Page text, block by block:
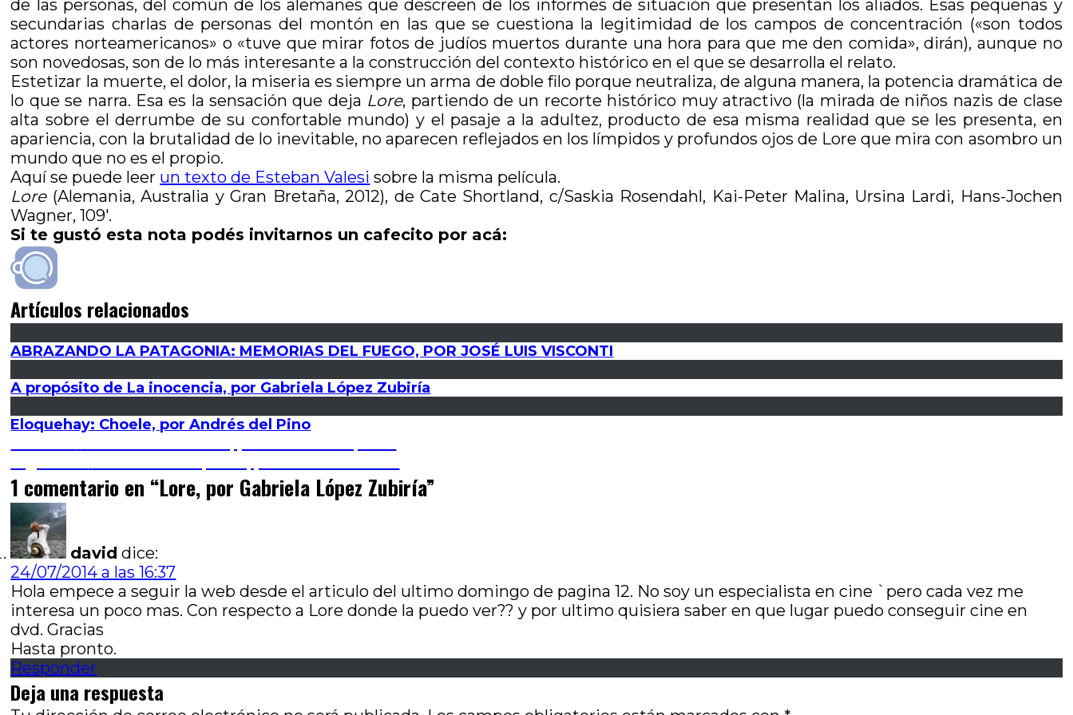
de las personas, del común de los alemanes que descreen de los informes de situación que presentan los aliados. Esas pequeñas y
secundarias charlas de personas del montón en las que se cuestiona la legitimidad de los campos de concentración («son todos
actores norteamericanos» o «tuve que mirar fotos de judíos muertos durante una hora para que me den comida», dirán), aunque no
son novedosas, son de lo más interesante a la construcción del contexto histórico en el que se desarrolla el relato.
Estetizar la muerte, el dolor, la miseria es siempre un arma de doble filo porque neutraliza, de alguna manera, la potencia dramática de
lo que se narra. Esa es la sensación que deja Lore, partiendo de un recorte histórico muy atractivo (la mirada de niños nazis de clase
alta sobre el derrumbe de su confortable mundo) y el pasaje a la adultez, producto de esa misma realidad que se les presenta, en
apariencia, con la brutalidad de lo inevitable, no aparecen reflejados en los límpidos y profundos ojos de Lore que mira con asombro un
mundo que no es el propio.
Aquí se puede leer un texto de Esteban Valesi sobre la misma película.
Lore(Alemania, Australia y Gran Bretaña, 2012), de Cate Shortland, c/Saskia Rosendahl, Kai-Peter Malina, Ursina Lardi, Hans-Jochen
Wagner, 109′.
Si te gustó esta nota podés invitarnos un cafecito por acá:
Artículos relacionados
ABRAZANDO LA PATAGONIA: MEMORIAS DEL FUEGO, POR JOSÉ LUIS VISCONTI
A propósito de La inocencia, por Gabriela López Zubiría
Eloquehay: Choele, por Andrés del Pino
Navegación
de
entradas
siguiente:
1 comentario en “Lore, por Gabriela López Zubiría”
david dice:
24/07/2014 a las 16:37
Hola empece a seguir la web desde el articulo del ultimo domingo de pagina 12. No soy un especialista en cine `pero cada vez me
interesa un poco mas. Con respecto a Lore donde la puedo ver?? y por ultimo quisiera saber en que lugar puedo conseguir cine en
dvd. Gracias
Hasta pronto.
Responder
Deja una respuesta